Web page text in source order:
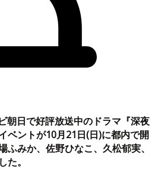
朝日で好評放送中のドラマ『深夜
ベントが10月21日(日)に都内で開
ふみか、佐野ひなこ、久松郁実、
た。